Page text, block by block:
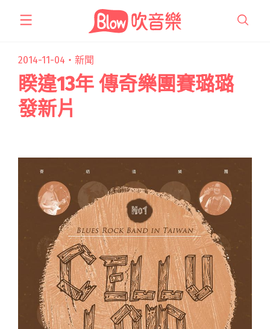
2014-11-04・ 新聞
睽違13年 傳奇樂團賽璐璐
發新片